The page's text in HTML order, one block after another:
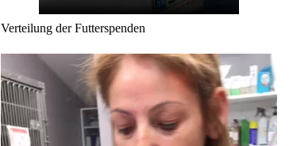
Verteilung der Futterspenden